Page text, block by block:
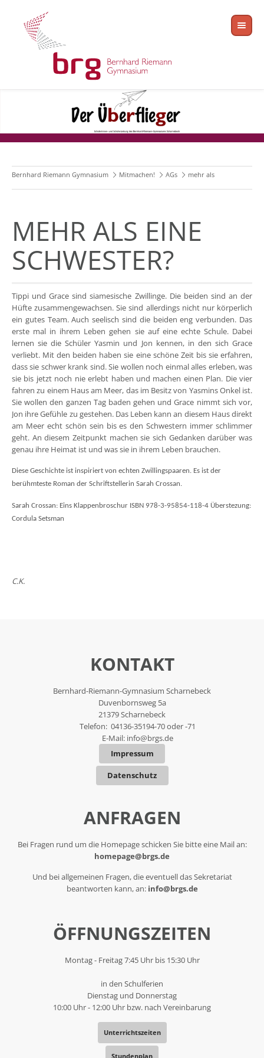
Bernhard Riemann Gymnasium Mitmachen! AGs mehr als
MEHR ALS EINE
SCHWESTER?
Tippi und Grace sind siamesische Zwillinge. Die beiden sind an der
Hüfte zusammengewachsen. Sie sind allerdings nicht nur körperlich
ein gutes Team. Auch seelisch sind die beiden eng verbunden. Das
erste mal in ihrem Leben gehen sie auf eine echte Schule. Dabei
lernen sie die Schüler Yasmin und Jon kennen, in den sich Grace
verliebt. Mit den beiden haben sie eine schöne Zeit bis sie erfahren,
dass sie schwer krank sind. Sie wollen noch einmal alles erleben, was
sie bis jetzt noch nie erlebt haben und machen einen Plan. Die vier
fahren zu einem Haus am Meer, das im Besitz von Yasmins Onkel ist.
Sie wollen den ganzen Tag baden gehen und Grace nimmt sich vor,
Jon ihre Gefühle zu gestehen. Das Leben kann an diesem Haus direkt
am Meer echt schön sein bis es den Schwestern immer schlimmer
geht. An diesem Zeitpunkt machen sie sich Gedanken darüber was
genau ihre Heimat ist und was sie in ihrem Leben brauchen.
Diese Geschichte ist inspiriert von echten Zwillingspaaren. Es ist der
berühmteste Roman der Schriftstellerin Sarah Crossan.
Sarah Crossan: Eins Klappenbroschur ISBN 978-3-95854-118-4 Überstezung:
Cordula Setsman
C.K.
KONTAKT
Bernhard-Riemann-Gymnasium Scharnebeck
Duvenbornsweg 5a
21379 Scharnebeck
Telefon: 04136-35194-70 oder -71
E-Mail: info@brgs.de
Impressum
Datenschutz
ANFRAGEN
Bei Fragen rund um die Homepage schicken Sie bitte eine Mail an:
homepage@brgs.de
Und bei allgemeinen Fragen, die eventuell das Sekretariat
beantworten kann, an: info@brgs.de
ÖFFNUNGSZEITEN
Montag - Freitag 7:45 Uhr bis 15:30 Uhr
in den Schulferien
Dienstag und Donnerstag
10:00 Uhr - 12:00 Uhr bzw. nach Vereinbarung
Unterrichtszeiten
Stundenplan